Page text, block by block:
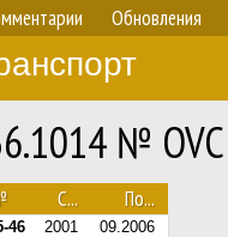
Обновления
№
С... По...
46 2001
09.2006